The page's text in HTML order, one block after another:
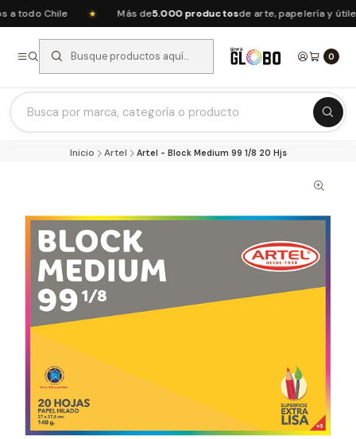
todo Chile Más de5.000 productosde arte, papelería y útiles
0
Ofertas del mes
Arte y Manualidades
Papeleria Escolar y Oficina
Juguetería
Nuestras Marcas
Inicio Artel Artel - Block Medium 99 1/8 20 Hjs